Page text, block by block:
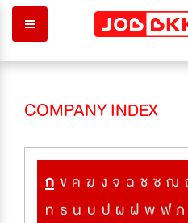
COMPANY INDEX
ก ข ค ฆ ง จ ฉ ช ซ ฌ
ท ธ น บ ป ผ ฝ พ ฟ ภ